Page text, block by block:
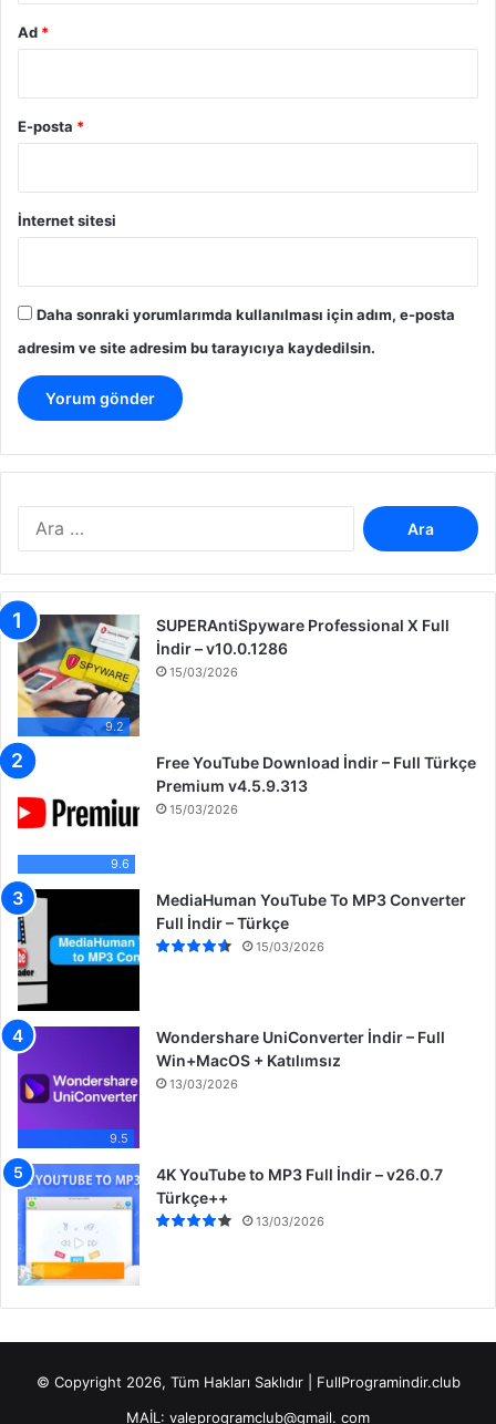
Ad *
E-posta *
İnternet sitesi
Daha sonraki yorumlarımda kullanılması için adım, e-posta
adresim ve site adresim bu tarayıcıya kaydedilsin.
:
9.2
SUPERAntiSpyware Professional X Full
İndir – v10.0.1286
15/03/2026
9.6
Free YouTube Download İndir – Full Türkçe
Premium v4.5.9.313
15/03/2026
MediaHuman YouTube To MP3 Converter
Full İndir – Türkçe
15/03/2026
9.5
Wondershare UniConverter İndir – Full
Win+MacOS + Katılımsız
13/03/2026
4K YouTube to MP3 Full İndir – v26.0.7
Türkçe++
13/03/2026
© Copyright 2026, Tüm Hakları Saklıdır | FullProgramindir.club
MAİL: valeprogramclub@gmail. com